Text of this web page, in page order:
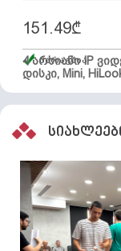
4 არხიანი IP
დისკი, Mini,
151.49₾
მარაგშია